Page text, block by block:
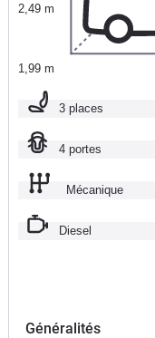
2,49 m
1,99 m
3 places
4 portes
Mécanique
Diesel
Généralités